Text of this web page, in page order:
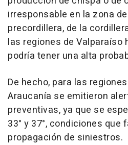
irresponsable en la zona
precordillera, de la
las regiones de Valparaíso
podría tener una alta
De hecho, para las
Araucanía se emitieron
preventivas, ya que se
33° y 37°, condiciones que
propagación de siniestros.